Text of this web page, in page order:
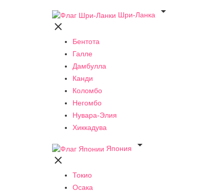
Шри-Ланка


Бентота
Галле
Дамбулла
Канди
Коломбо
Негомбо
Нувара-Элия
Хиккадува
Япония


Токио
Осака